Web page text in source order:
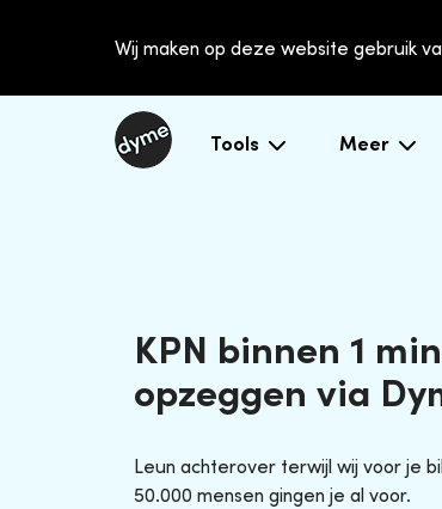
Wij maken op deze website gebruik
Tools Meer
KPN binnen 1
opzeggen via
Leun achterover terwijl wij voor je
50.000 mensen gingen je al voor.